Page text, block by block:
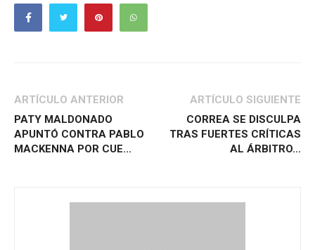
ARTÍCULO ANTERIOR
PATY MALDONADO
APUNTÓ CONTRA PABLO
MACKENNA POR CUE...
ARTÍCULO SIGUIENTE
CORREA SE DISCULPA
TRAS FUERTES CRÍTICAS
AL ÁRBITRO...